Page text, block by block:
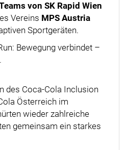
von SK Rapid Wien
Vereins MPS Austria
Sportgeräten.
Bewegung verbindet –
des Coca-Cola Inclusion
Österreich im
wieder zahlreiche
gemeinsam ein starkes